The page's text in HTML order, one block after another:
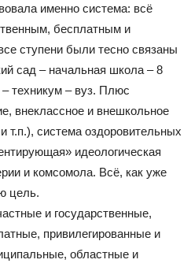
именно система: всё
бесплатным и
ступени были тесно связаны
сад – начальная школа – 8
техникум – вуз. Плюс
внеклассное и внешкольное
т.п.), система оздоровительных
идеологическая
и комсомола. Всё, как уже
цель.
и государственные,
привилегированные и
областные и